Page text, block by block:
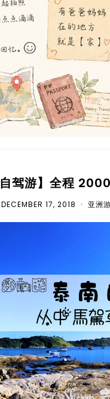
自驾游】全程
DECEMBER 17, 2018 • 亚洲